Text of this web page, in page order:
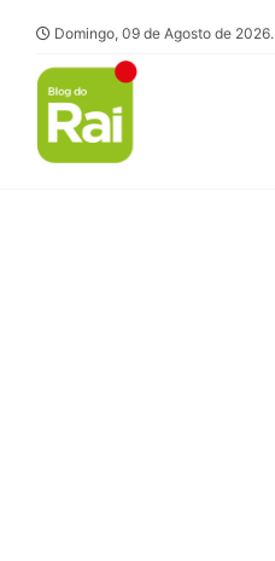
Domingo, 09 de Agosto de 2026.